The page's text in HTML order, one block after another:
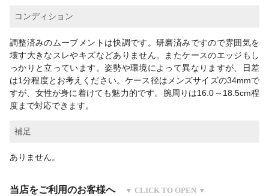
コンディション
調整済みのムーブメントは快調です。研磨済みですので雰囲気を
壊す大きなスレやキズなどありません。またケースのエッジもし
っかりと立っています。姿勢や環境によって異なりますが、日差
は1分程度とお考えください。ケース径はメンズサイズの34mmで
すが、女性が身に着けても魅力的です。腕周りは16.0～18.5cm程
度まで対応できます。
補足
ありません。
当店をご利用のお客様へ